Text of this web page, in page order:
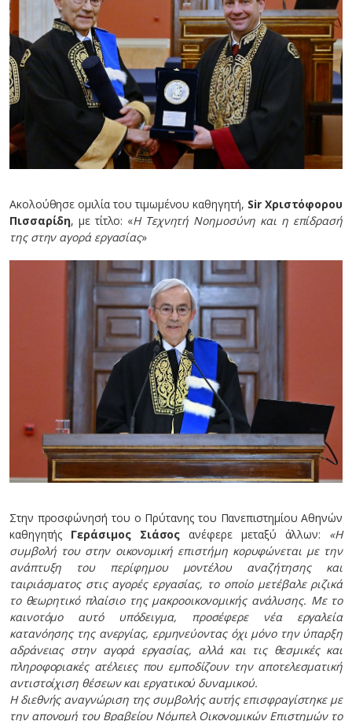
Ακολούθησε ομιλία του τιμωμένου καθηγητή, Sir Χριστόφορου
Πισσαρίδη, με τίτλο: «Η Τεχνητή Νοημοσύνη και η επίδρασή
της στην αγορά εργασίας»
Στην προσφώνησή του ο Πρύτανης του Πανεπιστημίου Αθηνών
καθηγητής Γεράσιμος Σιάσος ανέφερε μεταξύ άλλων: «Η
συμβολή του στην οικονομική επιστήμη κορυφώνεται με την
ανάπτυξη του περίφημου μοντέλου αναζήτησης και
ταιριάσματος στις αγορές εργασίας, το οποίο μετέβαλε ριζικά
το θεωρητικό πλαίσιο της μακροοικονομικής ανάλυσης. Με το
καινοτόμο αυτό υπόδειγμα, προσέφερε νέα εργαλεία
κατανόησης της ανεργίας, ερμηνεύοντας όχι μόνο την ύπαρξη
αδράνειας στην αγορά εργασίας, αλλά και τις θεσμικές και
πληροφοριακές ατέλειες που εμποδίζουν την αποτελεσματική
αντιστοίχιση θέσεων και εργατικού δυναμικού.
Η διεθνής αναγνώριση της συμβολής αυτής επισφραγίστηκε με
την απονομή του Βραβείου Νόμπελ Οικονομικών Επιστημών το